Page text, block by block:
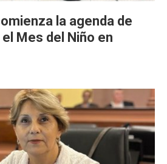
la agenda de
Mes del Niño en